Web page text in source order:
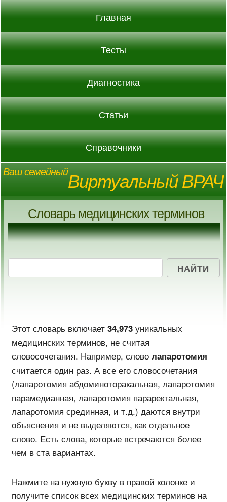
Главная
Тесты
Диагностика
Статьи
Справочники
Ваш семейныйВиртуальный ВРАЧ
Словарь медицинских терминов
Этот словарь включает 34,973 уникальных
медицинских терминов, не считая
словосочетания. Например, слово лапаротомия
считается один раз. А все его словосочетания
(лапаротомия абдоминоторакальная, лапаротомия
парамедианная, лапаротомия параректальная,
лапаротомия срединная, и т.д.) даются внутри
объяснения и не выделяются, как отдельное
слово. Есть слова, которые встречаются более
чем в ста вариантах.
Нажмите на нужную букву в правой колонке и
получите список всех медицинских терминов на